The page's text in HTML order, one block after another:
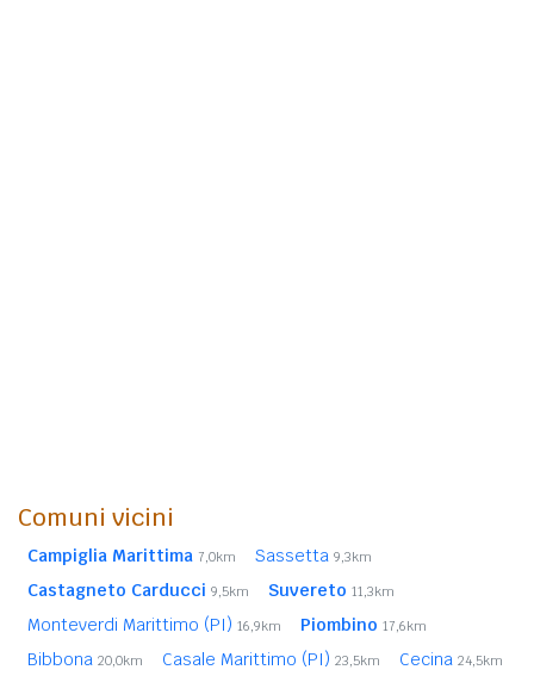
Comuni vicini
Campiglia Marittima 7,0km Sassetta 9,3km
Castagneto Carducci 9,5km Suvereto 11,3km
Monteverdi Marittimo (PI) 16,9km Piombino 17,6km
Bibbona 20,0km Casale Marittimo (PI) 23,5km Cecina 24,5km